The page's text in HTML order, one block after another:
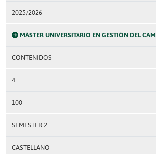
2025/2026
MÁSTER UNIVERSITARIO EN GESTIÓN DEL
CONTENIDOS
4
100
SEMESTER 2
CASTELLANO